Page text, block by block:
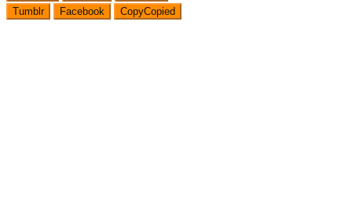
Tumblr
Facebook CopyCopied